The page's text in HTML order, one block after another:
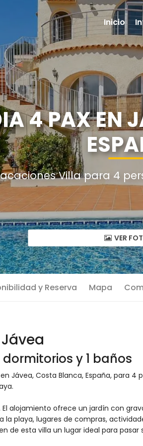
4 PAX EN
Villa para 4
VER
y Reserva Mapa
y 1 baños
Jávea, Costa Blanca, España, para 4
alojamiento ofrece un jardín con
playa, lugares de compras,
de esta villa un lugar ideal para pasar
Inicio